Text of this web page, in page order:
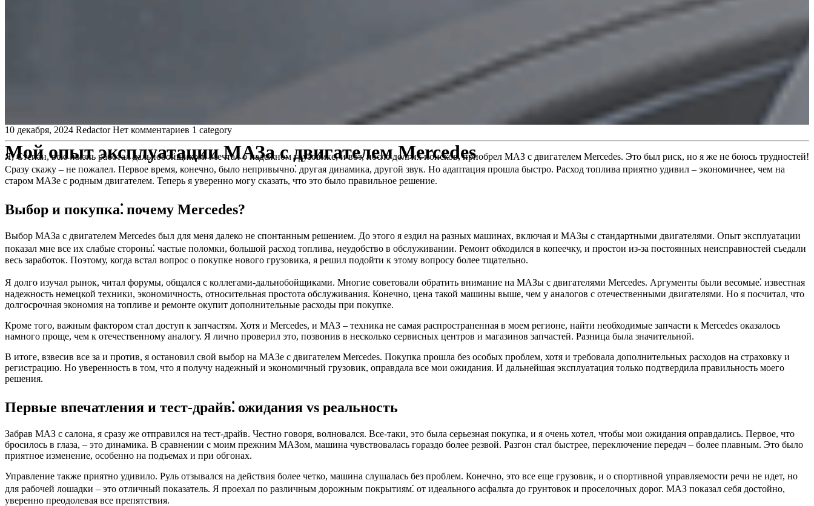
Мой опыт эксплуатации МАЗа с двигателем Mercedes
10 декабря, 2024 Redactor Нет комментариев 1 category
Я, Степан, всю жизнь работал дальнобойщиком. Мечтал о надежном грузовике, и вот, после долгих поисков, приобрел МАЗ с двигателем Mercedes. Это был риск, но я же не боюсь трудностей!
Сразу скажу – не пожалел. Первое время, конечно, было непривычно⁚ другая динамика, другой звук. Но адаптация прошла быстро. Расход топлива приятно удивил – экономичнее, чем на
старом МАЗе с родным двигателем. Теперь я уверенно могу сказать, что это было правильное решение.
Выбор и покупка⁚ почему Mercedes?
Выбор МАЗа с двигателем Mercedes был для меня далеко не спонтанным решением. До этого я ездил на разных машинах, включая и МАЗы с стандартными двигателями. Опыт эксплуатации
показал мне все их слабые стороны⁚ частые поломки, большой расход топлива, неудобство в обслуживании. Ремонт обходился в копеечку, и простои из-за постоянных неисправностей съедали
весь заработок. Поэтому, когда встал вопрос о покупке нового грузовика, я решил подойти к этому вопросу более тщательно.
Я долго изучал рынок, читал форумы, общался с коллегами-дальнобойщиками. Многие советовали обратить внимание на МАЗы с двигателями Mercedes. Аргументы были весомые⁚ известная
надежность немецкой техники, экономичность, относительная простота обслуживания. Конечно, цена такой машины выше, чем у аналогов с отечественными двигателями. Но я посчитал, что
долгосрочная экономия на топливе и ремонте окупит дополнительные расходы при покупке.
Кроме того, важным фактором стал доступ к запчастям. Хотя и Mercedes, и МАЗ – техника не самая распространенная в моем регионе, найти необходимые запчасти к Mercedes оказалось
намного проще, чем к отечественному аналогу. Я лично проверил это, позвонив в несколько сервисных центров и магазинов запчастей. Разница была значительной.
В итоге, взвесив все за и против, я остановил свой выбор на МАЗе с двигателем Mercedes. Покупка прошла без особых проблем, хотя и требовала дополнительных расходов на страховку и
регистрацию. Но уверенность в том, что я получу надежный и экономичный грузовик, оправдала все мои ожидания. И дальнейшая эксплуатация только подтвердила правильность моего
решения.
Первые впечатления и тест-драйв⁚ ожидания vs реальность
Забрав МАЗ с салона, я сразу же отправился на тест-драйв. Честно говоря, волновался. Все-таки, это была серьезная покупка, и я очень хотел, чтобы мои ожидания оправдались. Первое, что
бросилось в глаза, – это динамика. В сравнении с моим прежним МАЗом, машина чувствовалась гораздо более резвой. Разгон стал быстрее, переключение передач – более плавным. Это было
приятное изменение, особенно на подъемах и при обгонах.
Управление также приятно удивило. Руль отзывался на действия более четко, машина слушалась без проблем. Конечно, это все еще грузовик, и о спортивной управляемости речи не идет, но
для рабочей лошадки – это отличный показатель. Я проехал по различным дорожным покрытиям⁚ от идеального асфальта до грунтовок и проселочных дорог. МАЗ показал себя достойно,
уверенно преодолевая все препятствия.